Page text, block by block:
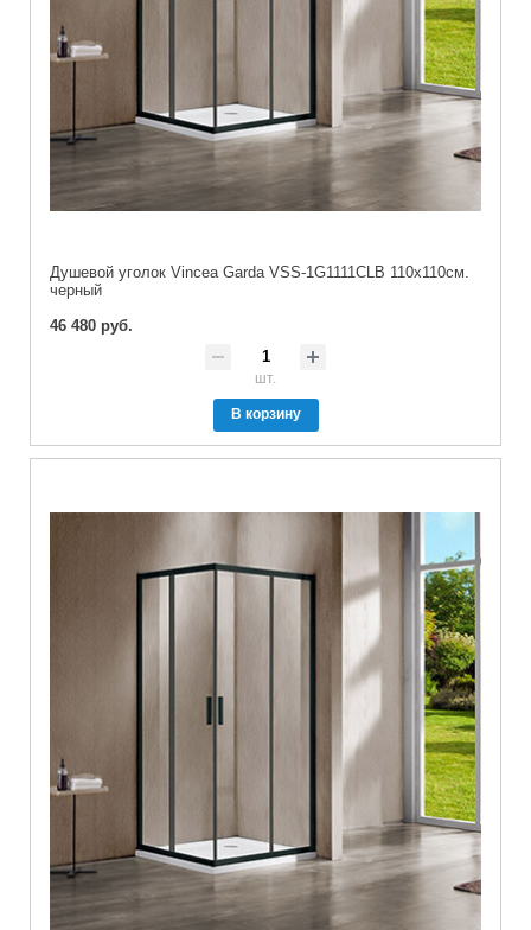
Душевой уголок Vincea Garda VSS-1G1111CLB 110х110см.
черный
46 480 руб.
шт.
В корзину